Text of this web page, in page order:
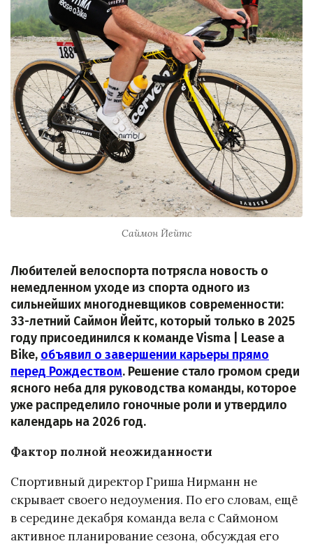
Саймон Йейтс
Любителей велоспорта потрясла новость о
немедленном уходе из спорта одного из
сильнейших многодневщиков современности:
33-летний Саймон Йейтс, который только в 2025
году присоединился к команде Visma | Lease a
Bike, объявил о завершении карьеры прямо
перед Рождеством. Решение стало громом среди
ясного неба для руководства команды, которое
уже распределило гоночные роли и утвердило
календарь на 2026 год.
Фактор полной неожиданности
Спортивный директор Гриша Нирманн не
скрывает своего недоумения. По его словам, ещё
в середине декабря команда вела с Саймоном
активное планирование сезона, обсуждая его